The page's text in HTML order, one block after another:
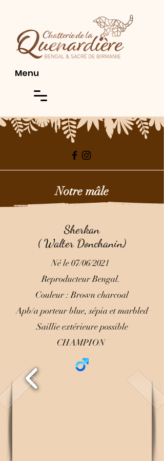
Menu
Notre mâle
Sherkan
( Walter Donchanin)
Né le 07/06/2021
Reproducteur Bengal.
Couleur : Brown charcoal
Apb/a porteur blue, sépia et marbled
Saillie extérieure possible
CHAMPION